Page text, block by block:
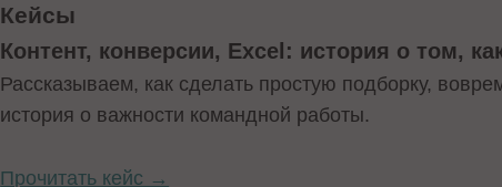
Кейсы
Контент, конверсии, Excel: история о том,
Рассказываем, как сделать простую подборку,
история о важности командной работы.
Прочитать кейс →